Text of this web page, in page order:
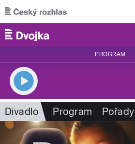
Přejít k hlavnímu obsahu
PROGRAM
Divadlo Program Pořady